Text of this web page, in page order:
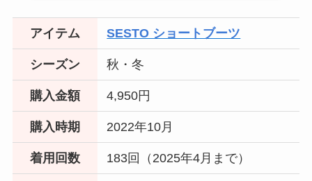
アイテム SESTO ショートブーツ
シーズン 秋・冬
購入金額 4,950円
購入時期 2022年10月
着用回数 183回（2025年4月まで）